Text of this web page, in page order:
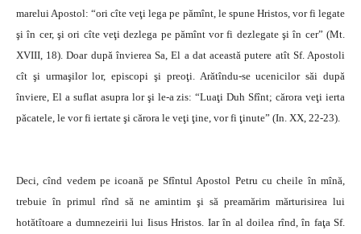
marelui Apostol: “ori cîte veţi lega pe pămînt, le spune Hristos, vor fi legate
şi în cer, şi ori cîte veţi dezlega pe pămînt vor fi dezlegate şi în cer” (Mt.
XVIII, 18). Doar după învierea Sa, El a dat această putere atît Sf. Apostoli
cît şi urmaşilor lor, episcopi şi preoţi. Arătîndu-se ucenicilor săi după
înviere, El a suflat asupra lor şi le-a zis: “Luaţi Duh Sfînt; cărora veţi ierta
păcatele, le vor fi iertate şi cărora le veţi ţine, vor fi ţinute” (In. XX, 22-23).
Deci, cînd vedem pe icoană pe Sfîntul Apostol Petru cu cheile în mînă,
trebuie în primul rînd să ne amintim şi să preamărim mărturisirea lui
hotătîtoare a dumnezeirii lui Iisus Hristos. Iar în al doilea rînd, în faţa Sf.